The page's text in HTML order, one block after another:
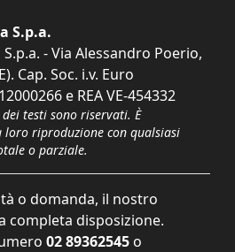
S.p.a.
- Via Alessandro Poerio,
Cap. Soc. i.v. Euro
e REA VE-454332
testi sono riservati. È
loro riproduzione con qualsiasi
o parziale.
o domanda, il nostro
completa disposizione.
02 89362545 o